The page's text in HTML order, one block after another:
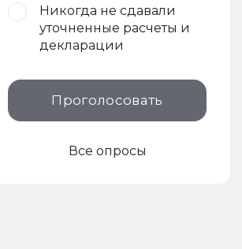
Никогда не сдавали
уточненные расчеты и
декларации
Проголосовать
Все опросы